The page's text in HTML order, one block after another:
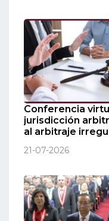
Conferencia
jurisdicción
al arbitraje
21-07-2026